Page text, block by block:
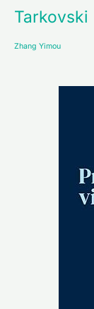
Tarkovski
Zhang Yimou